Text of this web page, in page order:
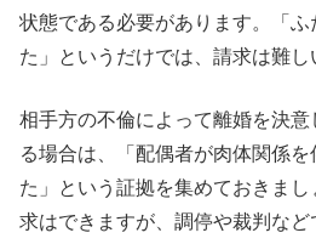
状態である必要があります。「
た」というだけでは、請求は難し
相手方の不倫によって離婚を決
る場合は、「配偶者が肉体関係
た」という証拠を集めておきま
求はできますが、調停や裁判など